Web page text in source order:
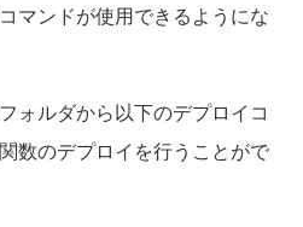
マンドが使用できるようにな
ォルダから以下のデプロイコ
数のデプロイを行うことがで